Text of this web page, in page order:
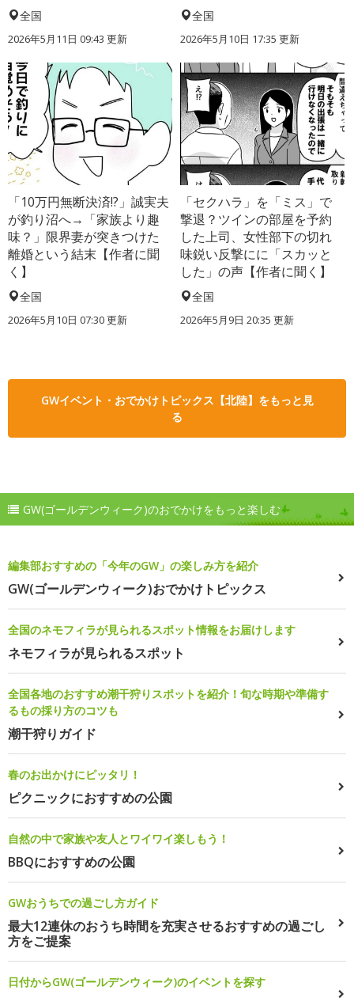
全国
2026年5月11日 09:43 更新
全国
2026年5月10日 17:35 更新
「10万円無断決済!?」誠実夫
が釣り沼へ→「家族より趣
味？」限界妻が突きつけた
離婚という結末【作者に聞
く】
全国
2026年5月10日 07:30 更新
「セクハラ」を「ミス」で
撃退？ツインの部屋を予約
した上司、女性部下の切れ
味鋭い反撃にに「スカッと
した」の声【作者に聞く】
全国
2026年5月9日 20:35 更新
GWイベント・おでかけトピックス【北陸】をもっと見
る
GW(ゴールデンウィーク)のおでかけをもっと楽しむ
編集部おすすめの「今年のGW」の楽しみ方を紹介
GW(ゴールデンウィーク)おでかけトピックス
全国のネモフィラが見られるスポット情報をお届けします
ネモフィラが見られるスポット
全国各地のおすすめ潮干狩りスポットを紹介！旬な時期や準備す
るもの採り方のコツも
潮干狩りガイド
春のお出かけにピッタリ！
ピクニックにおすすめの公園
自然の中で家族や友人とワイワイ楽しもう！
BBQにおすすめの公園
GWおうちでの過ごし方ガイド
最大12連休のおうち時間を充実させるおすすめの過ごし
方をご提案
日付からGW(ゴールデンウィーク)のイベントを探す